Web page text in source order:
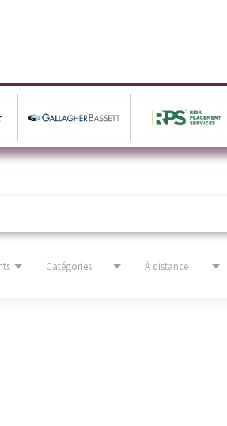
Catégories À distance